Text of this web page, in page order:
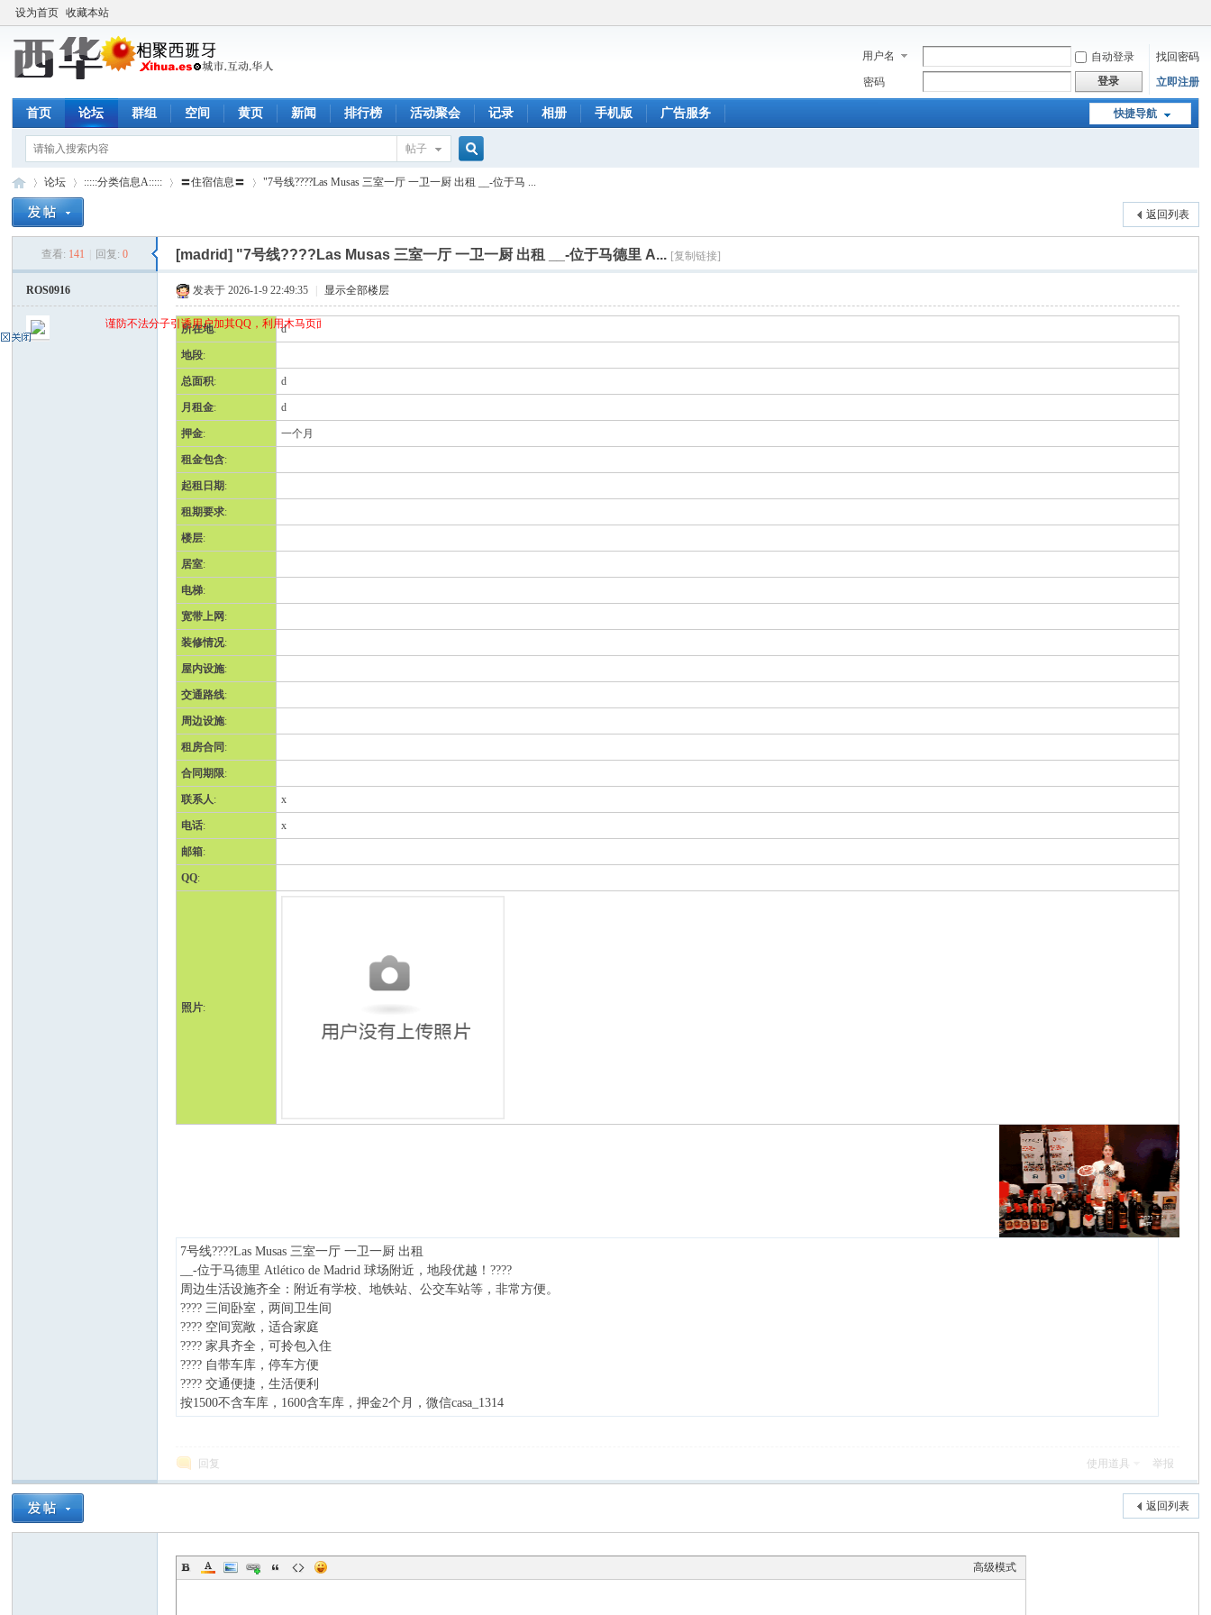
设为首页 收藏本站
用户名 自动登录
找回密码
密码
登录 立即注册
快捷导航
首页 论坛 群组 空间 黄页 新闻 排行榜 活动聚会 记录 相册 手机版 广告服务
帖子
搜
索
华
论坛
›
:::::分类信息A::::: 〓住宿信息〓
›
"7号线????Las Musas 三室一厅 一卫一厨 出租 __-位于马 ...
返回列表
查看: 141 回复: 0 [madrid] "7号线????Las Musas 三室一厅 一卫一厨 出租 __-位于马德里 A... [复制链接]
ROS0916 发表于 2026-1-9 22:49:35 显示全部楼层
所在地: d
地段:
总面积: d
月租金: d
押金: 一个月
租金包含:
起租日期:
租期要求:
楼层:
居室:
电梯:
宽带上网 :
装修情况:
屋内设施:
交通路线:
周边设施:
租房合同 :
合同期限:
联系人: x
电话: x
邮箱:
QQ:
照片:
7号线????Las Musas 三室一厅 一卫一厨 出租
__-位于马德里 Atlético de Madrid 球场附近，地段优越！????
周边生活设施齐全：附近有学校、地铁站、公交车站等，非常方便。
???? 三间卧室，两间卫生间
???? 空间宽敞，适合家庭
???? 家具齐全，可拎包入住
???? 自带车库，停车方便
???? 交通便捷，生活便利
按1500不含车库，1600含车库，押金2个月，微信casa_1314
回复 使用道具 举报
返回列表
高级模式
谨防不法分子引诱用户加其QQ，利用木马页面(QQ空间)骗取qq密码